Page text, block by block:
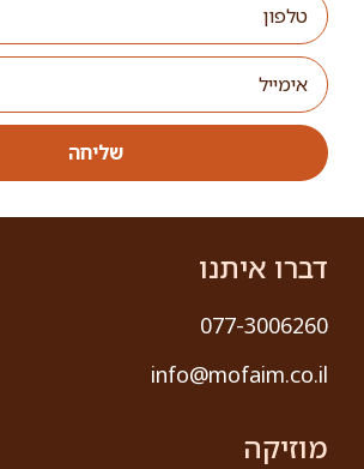
שליחה
דברו איתנו
077-3006260
info@mofaim.co.il
מוזיקה